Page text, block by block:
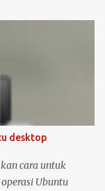
desktop
cara untuk
Ubuntu